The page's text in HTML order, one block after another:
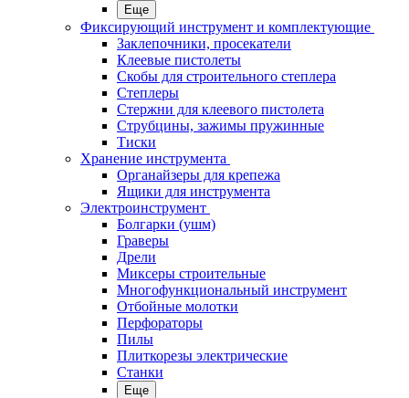
Еще
Фиксирующий инструмент и комплектующие
Заклепочники, просекатели
Клеевые пистолеты
Скобы для строительного степлера
Степлеры
Стержни для клеевого пистолета
Струбцины, зажимы пружинные
Тиски
Хранение инструмента
Органайзеры для крепежа
Ящики для инструмента
Электроинструмент
Болгарки (ушм)
Граверы
Дрели
Миксеры строительные
Многофункциональный инструмент
Отбойные молотки
Перфораторы
Пилы
Плиткорезы электрические
Станки
Еще